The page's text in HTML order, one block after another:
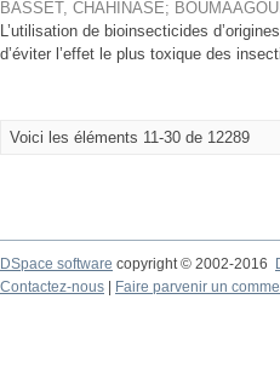
BASSET, CHAHINASE;
L’utilisation de bioinsecticides
d’éviter l’effet le plus toxique des
Voici les éléments 11-30 de 12289
DSpace software copyright © 2002-2016
Contactez-nous
Faire parvenir un